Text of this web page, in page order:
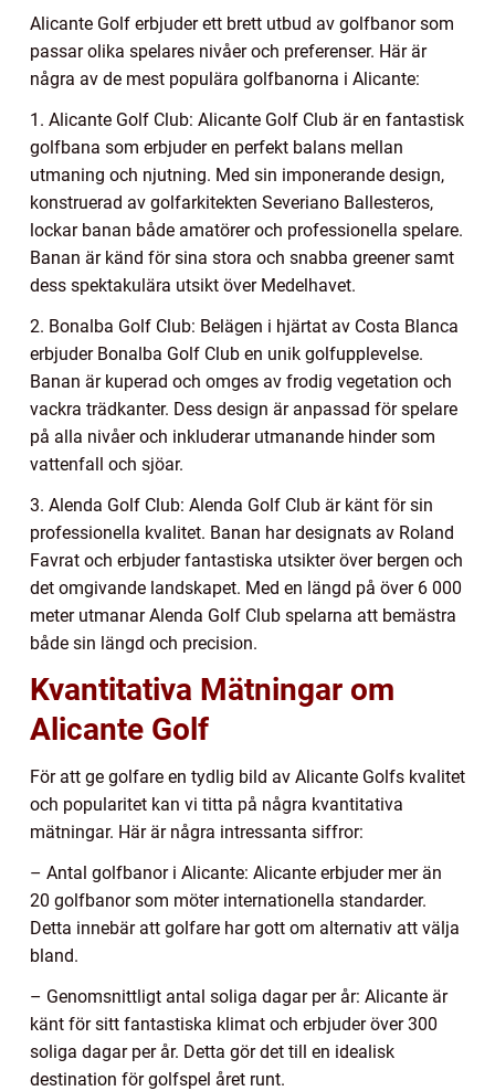
Alicante Golf erbjuder ett brett utbud av golfbanor som
passar olika spelares nivåer och preferenser. Här är
några av de mest populära golfbanorna i Alicante:
1. Alicante Golf Club: Alicante Golf Club är en fantastisk
golfbana som erbjuder en perfekt balans mellan
utmaning och njutning. Med sin imponerande design,
konstruerad av golfarkitekten Severiano Ballesteros,
lockar banan både amatörer och professionella spelare.
Banan är känd för sina stora och snabba greener samt
dess spektakulära utsikt över Medelhavet.
2. Bonalba Golf Club: Belägen i hjärtat av Costa Blanca
erbjuder Bonalba Golf Club en unik golfupplevelse.
Banan är kuperad och omges av frodig vegetation och
vackra trädkanter. Dess design är anpassad för spelare
på alla nivåer och inkluderar utmanande hinder som
vattenfall och sjöar.
3. Alenda Golf Club: Alenda Golf Club är känt för sin
professionella kvalitet. Banan har designats av Roland
Favrat och erbjuder fantastiska utsikter över bergen och
det omgivande landskapet. Med en längd på över 6 000
meter utmanar Alenda Golf Club spelarna att bemästra
både sin längd och precision.
Kvantitativa Mätningar om
Alicante Golf
För att ge golfare en tydlig bild av Alicante Golfs kvalitet
och popularitet kan vi titta på några kvantitativa
mätningar. Här är några intressanta siffror:
– Antal golfbanor i Alicante: Alicante erbjuder mer än
20 golfbanor som möter internationella standarder.
Detta innebär att golfare har gott om alternativ att välja
bland.
– Genomsnittligt antal soliga dagar per år: Alicante är
känt för sitt fantastiska klimat och erbjuder över 300
soliga dagar per år. Detta gör det till en idealisk
destination för golfspel året runt.